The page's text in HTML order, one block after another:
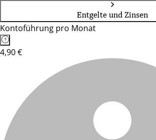
Entgelte und Zinsen
Kontoführung pro Monat
4,90 €